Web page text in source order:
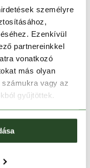
személyre
Ezenkívül
partnereinkkel
vonatkozó
más olyan
vagy az
gyűjtöttek.